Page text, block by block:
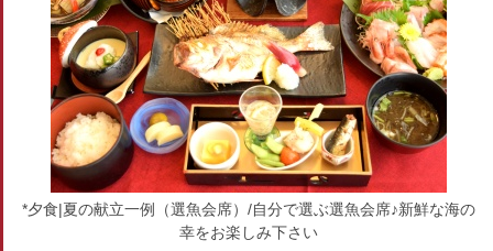
*夕食|夏の献立一例（選魚会席）/自分で選ぶ選魚会席♪新鮮な海の
幸をお楽しみ下さい